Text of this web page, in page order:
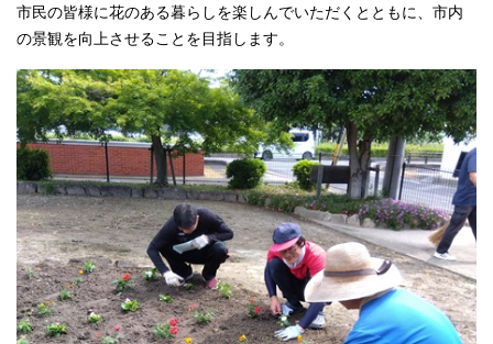
市民の皆様に花のある暮らしを楽しんでいただくとともに、市内
の景観を向上させることを目指します。